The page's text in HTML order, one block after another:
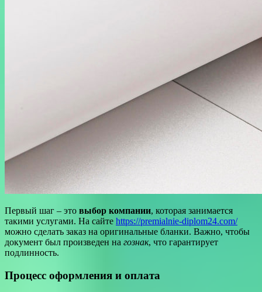
Первый шаг – это выбор компании, которая занимается
такими услугами. На сайте https://premialnie-diplom24.com/
можно сделать заказ на оригинальные бланки. Важно, чтобы
документ был произведен на гознак, что гарантирует
подлинность.
Процесс оформления и оплата